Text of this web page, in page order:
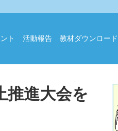
ト 活動報告 教材ダウンロード
推進大会を